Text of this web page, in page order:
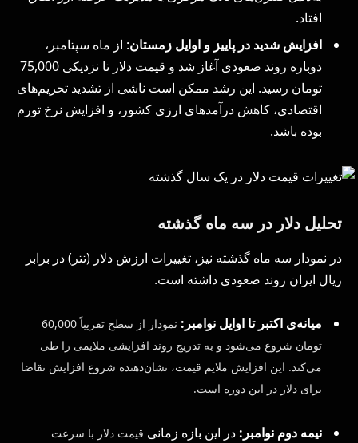
افتاد.
افزایش شدید در پاییز و اوایل زمستان: از ماه سپتامبر،
دوباره روند صعودی آغاز شد و قیمت دلار تا نزدیکی 75,000
تومان رسید. این رشد ممکن است ناشی از تشدید تحریم‌های
اقتصادی، کاهش درآمدهای ارزی کشور، و افزایش نرخ تورم
بوده باشد.
تحلیل دلار در سه ماه گذشته
در نمودار سه ماه گذشته نیز، تغییرات ارزش دلار (تتر) در برابر
ریال ایران روند صعودی داشته است.
میانه‌ی اکتبر تا اوایل نوامبر:
نمودار از سطح تقریباً 60,000
تومان شروع می‌شود و به تدریج روند افزایشی ملایمی را طی
می‌کند. این افزایش ملایم قیمت، نشان‌دهنده شروع افزایش تقاضا
برای دلار در این دوره است.
نیمه دوم نوامبر: در این بازه زمانی قیمت دلار با سرعت